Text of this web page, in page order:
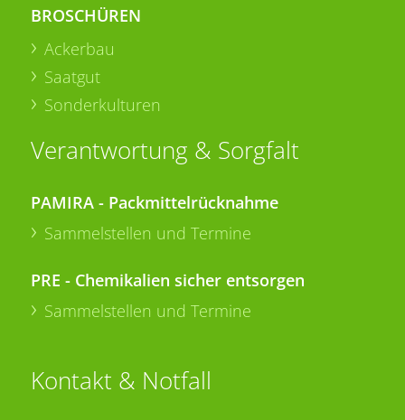
BROSCHÜREN
Ackerbau
Saatgut
Sonderkulturen
Verantwortung & Sorgfalt
PAMIRA - Packmittelrücknahme
Sammelstellen und Termine
PRE - Chemikalien sicher entsorgen
Sammelstellen und Termine
Kontakt & Notfall